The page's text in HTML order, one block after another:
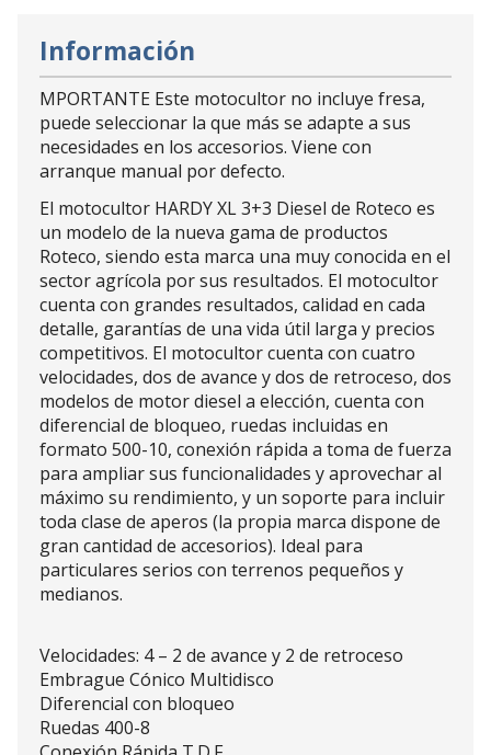
Información
MPORTANTE Este motocultor no incluye fresa,
puede seleccionar la que más se adapte a sus
necesidades en los accesorios. Viene con
arranque manual por defecto.
El motocultor HARDY XL 3+3 Diesel de Roteco es
un modelo de la nueva gama de productos
Roteco, siendo esta marca una muy conocida en el
sector agrícola por sus resultados. El motocultor
cuenta con grandes resultados, calidad en cada
detalle, garantías de una vida útil larga y precios
competitivos. El motocultor cuenta con cuatro
velocidades, dos de avance y dos de retroceso, dos
modelos de motor diesel a elección, cuenta con
diferencial de bloqueo, ruedas incluidas en
formato 500-10, conexión rápida a toma de fuerza
para ampliar sus funcionalidades y aprovechar al
máximo su rendimiento, y un soporte para incluir
toda clase de aperos (la propia marca dispone de
gran cantidad de accesorios). Ideal para
particulares serios con terrenos pequeños y
medianos.
Velocidades: 4 – 2 de avance y 2 de retroceso
Embrague Cónico Multidisco
Diferencial con bloqueo
Ruedas 400-8